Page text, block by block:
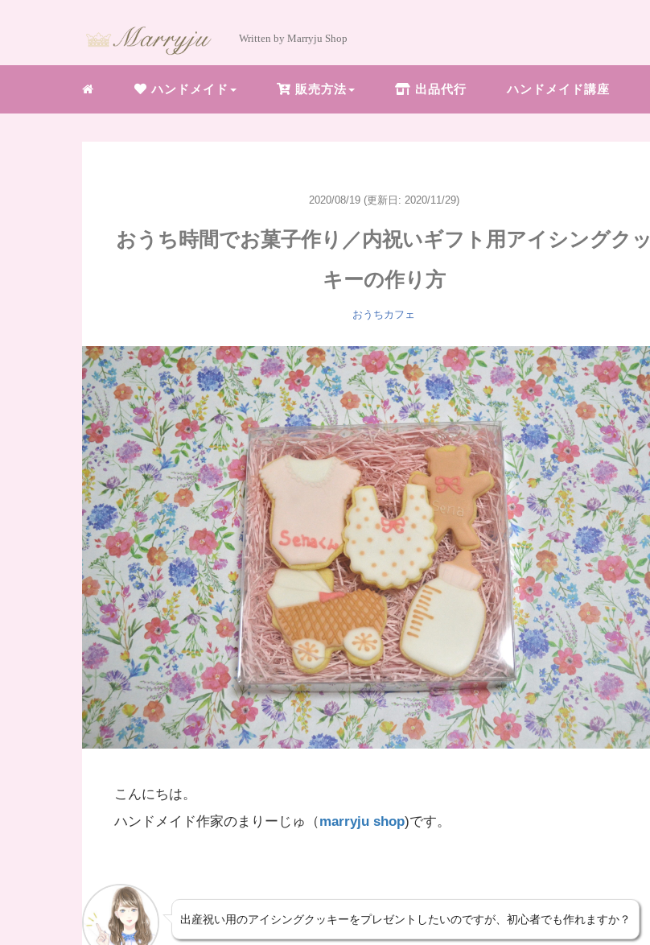
Written by Marryju Shop
ハンドメイド 販売方法 出品代行 ハンドメイド講座
2020/08/19 (更新日: 2020/11/29)
おうち時間でお菓子作り／内祝いギフト用アイシングクッ
キーの作り方
おうちカフェ
こんにちは。
ハンドメイド作家のまりーじゅ（marryju shop)です。
出産祝い用のアイシングクッキーをプレゼントしたいのですが、初心者でも作れますか？